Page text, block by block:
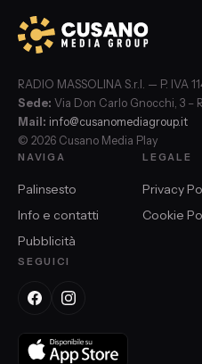
RADIO MASSOLINA S.r.l. — P. IVA
Sede: Via Don Carlo Gnocchi, 3 –
Mail: info@cusanomediagroup.it
© 2026 Cusano Media Play
NAVIGA
Palinsesto
Info e contatti
Pubblicità
LEGALE
Privacy
Cookie
SEGUICI